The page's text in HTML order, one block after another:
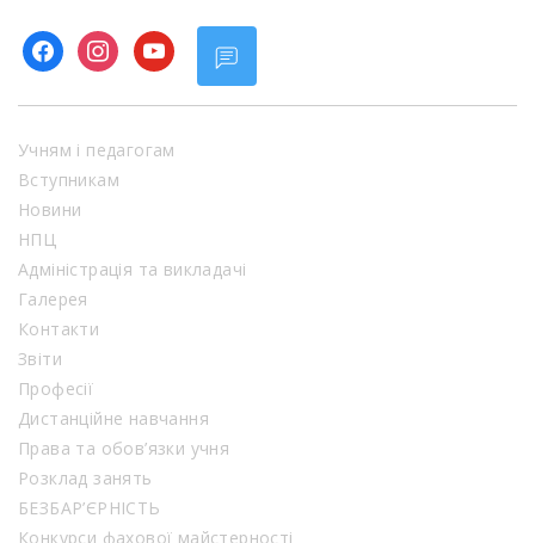
facebookinstagram
youtube
Учням і педагогам
Вступникам
Новини
НПЦ
Адміністрація та викладачі
Галерея
Контакти
Звіти
Професії
Дистанційне навчання
Права та обов’язки учня
Розклад занять
БЕЗБАР’ЄРНІСТЬ
Конкурси фахової майстерності